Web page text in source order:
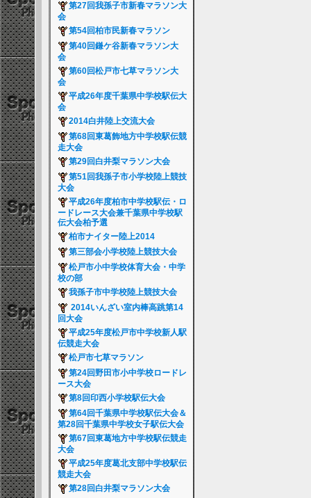
第27回我孫子市新春マラソン大
会
第54回柏市民新春マラソン
第40回鎌ケ谷新春マラソン大
会
第60回松戸市七草マラソン大
会
平成26年度千葉県中学校駅伝大
会
2014白井陸上交流大会
第68回東葛飾地方中学校駅伝競
走大会
第29回白井梨マラソン大会
第51回我孫子市小学校陸上競技
大会
平成26年度柏市中学校駅伝・ロ
ードレース大会兼千葉県中学校駅
伝大会柏予選
柏市ナイター陸上2014
第三部会小学校陸上競技大会
松戸市小中学校体育大会・中学
校の部
我孫子市中学校陸上競技大会
2014いんざい室内棒高跳第14
回大会
平成25年度松戸市中学校新人駅
伝競走大会
松戸市七草マラソン
第24回野田市小中学校ロードレ
ース大会
第8回印西小学校駅伝大会
第64回千葉県中学校駅伝大会＆
第28回千葉県中学校女子駅伝大会
第67回東葛地方中学校駅伝競走
大会
平成25年度葛北支部中学校駅伝
競走大会
第28回白井梨マラソン大会